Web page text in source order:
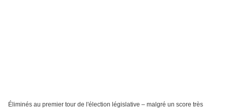
Éliminés au premier tour de l'élection législative – malgré un score très